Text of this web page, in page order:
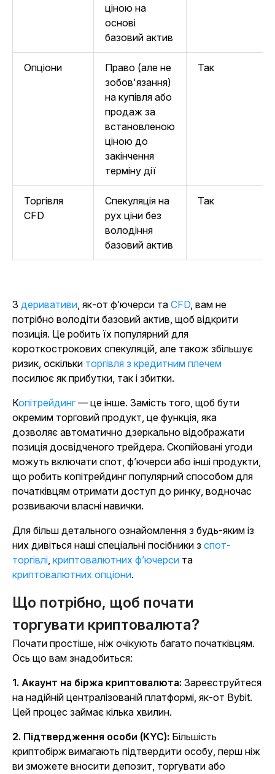
ціною на
основі
базовий актив
Опціони
Право (але не
зобов'язання)
на купівля або
продаж за
встановленою
ціною до
закінчення
терміну дії
Так
Торгівля
CFD
Спекуляція на
рух ціни без
володіння
базовий актив
Так
З деривативи, як-от ф’ючерси та CFD, вам не
потрібно володіти базовий актив, щоб відкрити
позиція. Це робить їх популярний для
короткострокових спекуляцій, але також збільшує
ризик, оскільки торгівля з кредитним плечем
посилює як прибутки, так і збитки.
Копітрейдинг— це інше. Замість того, щоб бути
окремим торговий продукт, це функція, яка
дозволяє автоматично дзеркально відображати
позиція досвідченого трейдера. Скопійовані угоди
можуть включати спот, ф’ючерси або інші продукти,
що робить копітрейдинг популярний способом для
початківцям отримати доступ до ринку, водночас
розвиваючи власні навички.
Для більш детального ознайомлення з будь-яким із
них дивіться наші спеціальні посібники з спот-
торгівлі, криптовалютних ф’ючерси та
криптовалютних опціони.
Що потрібно, щоб почати
торгувати криптовалюта?
Почати простіше, ніж очікують багато початківцям.
Ось що вам знадобиться:
1. Акаунт на біржа криптовалюта: Зареєструйтеся
на надійній централізованій платформі, як-от Bybit.
Цей процес займає кілька хвилин.
2. Підтвердження особи (KYC): Більшість
криптобірж вимагають підтвердити особу, перш ніж
ви зможете вносити депозит, торгувати або